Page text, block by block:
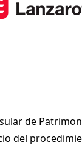
de
del